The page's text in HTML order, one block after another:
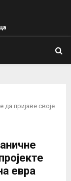
да пријаве своје
евра